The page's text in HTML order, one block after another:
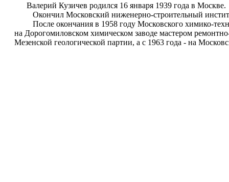
Валерий Кузичев родился 16 января 1939 года в Москве.
Окончил Московский ниженерно-строительный
После окончания в 1958 году Московского химико-
на Дорогомиловском химическом заводе мастером
Мезенской геологической партии, а с 1963 года - на